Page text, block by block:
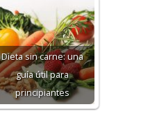
Dieta sin carne: una
guía útil para
principiantes